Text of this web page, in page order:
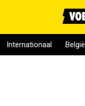
Internationaal België